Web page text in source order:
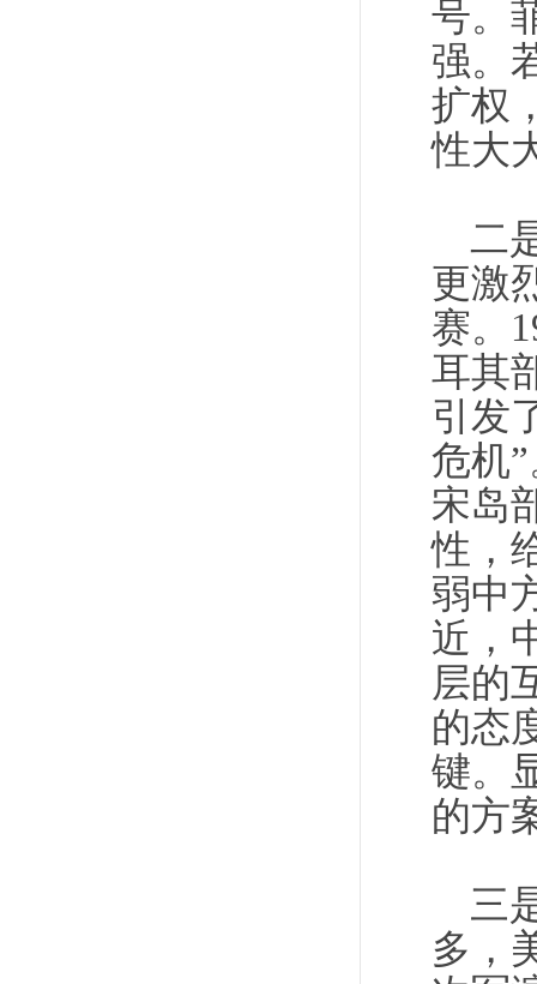
号。
强。
扩权
性大
二
更激
赛。
耳其
引发
危机
宋岛
性，
弱中
近，
层的
的态
键。
的方
三
多，